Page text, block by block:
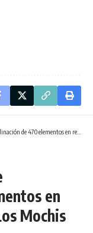
en rescate por incendio en Los Mochis
en
Mochis